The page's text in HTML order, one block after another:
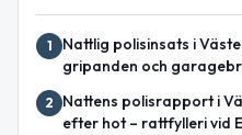
1
Nattlig polisinsats i
gripanden och
2
Nattens polisrapport i
efter hot – rattfylleri vid